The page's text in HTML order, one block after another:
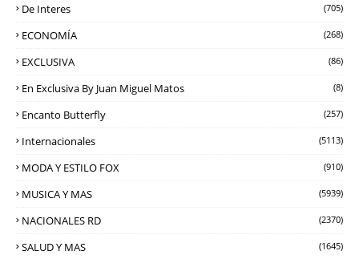
De Interes (705)
ECONOMÍA (268)
EXCLUSIVA (86)
En Exclusiva By Juan Miguel Matos (8)
Encanto Butterfly (257)
Internacionales (5113)
MODA Y ESTILO FOX (910)
MUSICA Y MAS (5939)
NACIONALES RD (2370)
SALUD Y MAS (1645)